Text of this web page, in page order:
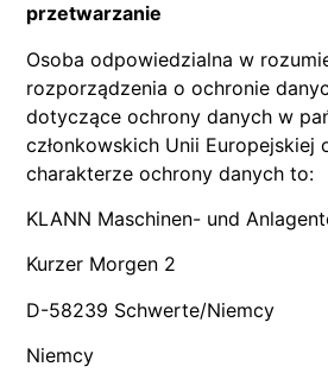
przetwarzanie
Osoba odpowiedzialna w
rozporządzenia o ochronie
dotyczące ochrony danych w
członkowskich Unii Europejskiej
charakterze ochrony danych to:
KLANN Maschinen- und
Kurzer Morgen 2
D-58239 Schwerte/Niemcy
Niemcy